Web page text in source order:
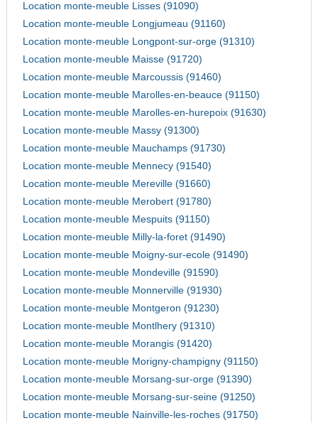
Location monte-meuble Lisses (91090)
Location monte-meuble Longjumeau (91160)
Location monte-meuble Longpont-sur-orge (91310)
Location monte-meuble Maisse (91720)
Location monte-meuble Marcoussis (91460)
Location monte-meuble Marolles-en-beauce (91150)
Location monte-meuble Marolles-en-hurepoix (91630)
Location monte-meuble Massy (91300)
Location monte-meuble Mauchamps (91730)
Location monte-meuble Mennecy (91540)
Location monte-meuble Mereville (91660)
Location monte-meuble Merobert (91780)
Location monte-meuble Mespuits (91150)
Location monte-meuble Milly-la-foret (91490)
Location monte-meuble Moigny-sur-ecole (91490)
Location monte-meuble Mondeville (91590)
Location monte-meuble Monnerville (91930)
Location monte-meuble Montgeron (91230)
Location monte-meuble Montlhery (91310)
Location monte-meuble Morangis (91420)
Location monte-meuble Morigny-champigny (91150)
Location monte-meuble Morsang-sur-orge (91390)
Location monte-meuble Morsang-sur-seine (91250)
Location monte-meuble Nainville-les-roches (91750)